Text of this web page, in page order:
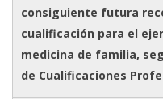
consiguiente futura
cualificación para el
medicina de familia,
de Cualificaciones